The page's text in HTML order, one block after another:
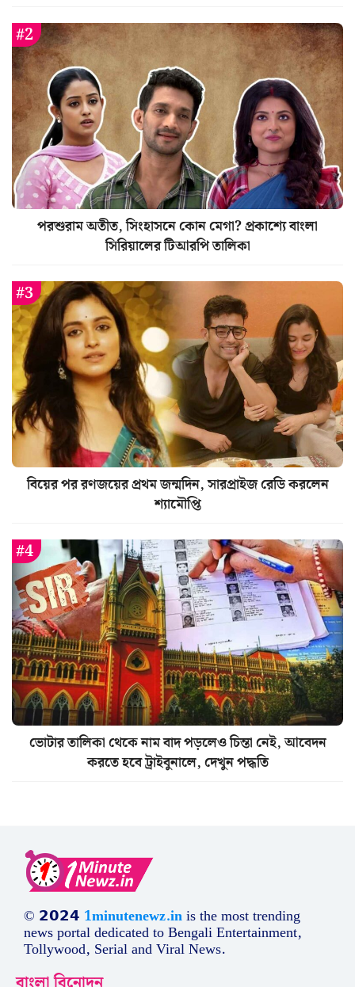
পরশুরাম অতীত, সিংহাসনে কোন মেগা? প্রকাশ্যে বাংলা
সিরিয়ালের টিআরপি তালিকা
বিয়ের পর রণজয়ের প্রথম জন্মদিন, সারপ্রাইজ রেডি করলেন
শ্যামৌপ্তি
ভোটার তালিকা থেকে নাম বাদ পড়লেও চিন্তা নেই, আবেদন
করতে হবে ট্রাইবুনালে, দেখুন পদ্ধতি
© 𝟮𝟬𝟮𝟰 1minutenewz.inis the most trending
news portal dedicated to Bengali Entertainment,
Tollywood, Serial and Viral News.